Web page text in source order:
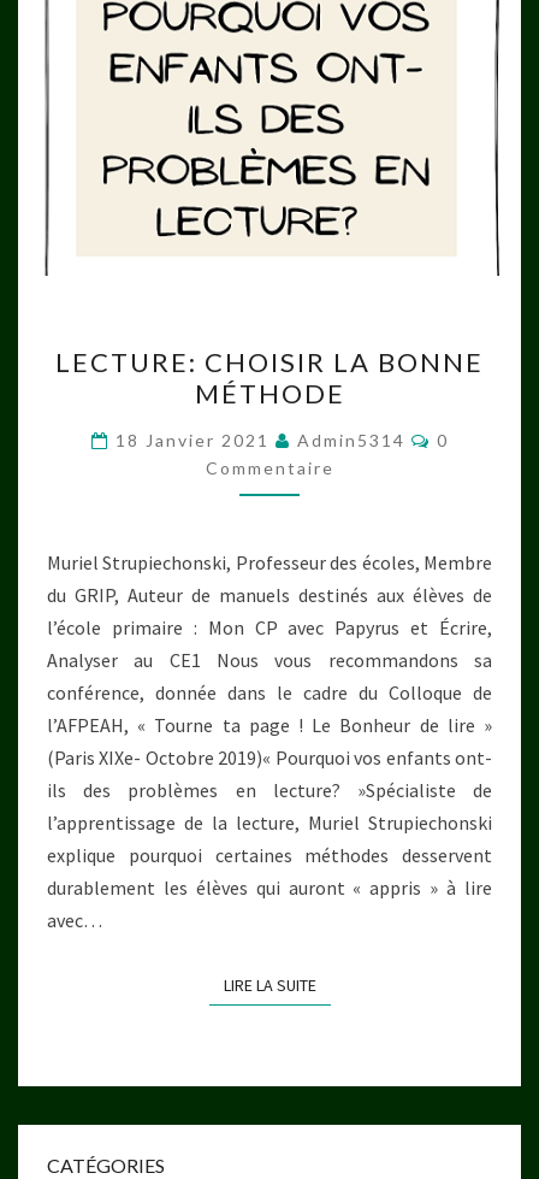
CHOISIR
LA
BONNE
MÉTHODE
LECTURE: CHOISIR LA BONNE
MÉTHODE
18 Janvier 2021 Admin5314
0
Commentaire
Muriel Strupiechonski, Professeur des écoles, Membre
du GRIP, Auteur de manuels destinés aux élèves de
l’école primaire : Mon CP avec Papyrus et Écrire,
Analyser au CE1 Nous vous recommandons sa
conférence, donnée dans le cadre du Colloque de
l’AFPEAH, « Tourne ta page ! Le Bonheur de lire »
(Paris XIXe- Octobre 2019)« Pourquoi vos enfants ont-
ils des problèmes en lecture? »Spécialiste de
l’apprentissage de la lecture, Muriel Strupiechonski
explique pourquoi certaines méthodes desservent
durablement les élèves qui auront « appris » à lire
avec…
LIRE LA SUITELIRE LA SUITE
CATÉGORIES